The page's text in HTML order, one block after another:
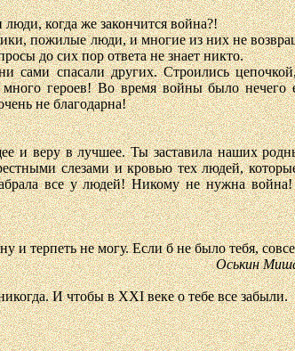
когда же закончится война?!
пожилые люди, и многие из них не
до сих пор ответа не знает никто.
спасали других. Строились
героев! Во время войны было нечего
не благодарна!
и веру в лучшее. Ты заставила наших
слезами и кровью тех людей,
все у людей! Никому не нужна
терпеть не могу. Если б не было тебя,
Оськин
И чтобы в ХХI веке о тебе все забыли.